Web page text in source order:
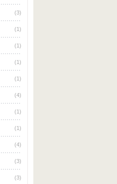
(3)
(1)
(1)
(1)
(1)
(4)
(1)
(1)
(4)
(3)
(3)